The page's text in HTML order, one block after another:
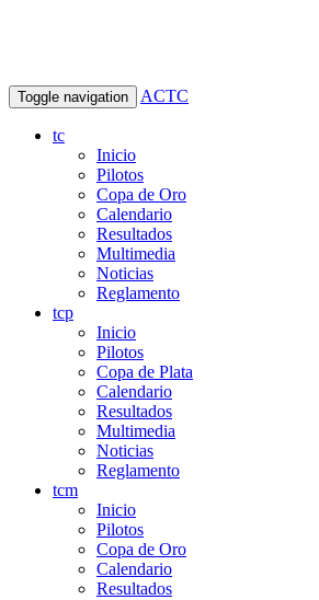
Toggle navigation ACTC
tc
Inicio
Pilotos
Copa de Oro
Calendario
Resultados
Multimedia
Noticias
Reglamento
tcp
Inicio
Pilotos
Copa de Plata
Calendario
Resultados
Multimedia
Noticias
Reglamento
tcm
Inicio
Pilotos
Copa de Oro
Calendario
Resultados